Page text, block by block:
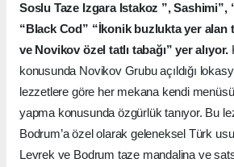
Soslu Taze Izgara Istakoz ”, Sashimi”,
“Black Cod” “İkonik buzlukta yer alan
ve Novikov özel tatlı tabağı” yer alıyor.
konusunda Novikov Grubu açıldığı
lezzetlere göre her mekana kendi
yapma konusunda özgürlük tanıyor. Bu
Bodrum’a özel olarak geleneksel Türk
Levrek ve Bodrum taze mandalina ve